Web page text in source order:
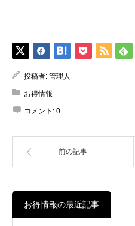
投稿者: 管理人
お得情報
コメント: 0
前の記事
お得情報の最近記事